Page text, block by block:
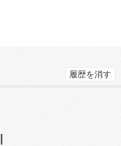
履歴を消す